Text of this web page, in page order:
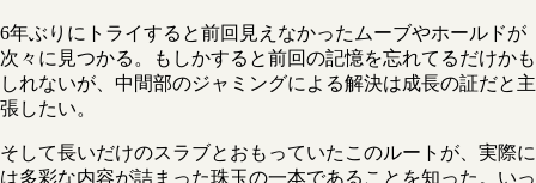
6年ぶりにトライすると前回見えなかったムーブやホールドが
次々に見つかる。もしかすると前回の記憶を忘れてるだけかも
しれないが、中間部のジャミングによる解決は成長の証だと主
張したい。
そして長いだけのスラブとおもっていたこのルートが、実際に
は多彩な内容が詰まった珠玉の一本であることを知った。いっ